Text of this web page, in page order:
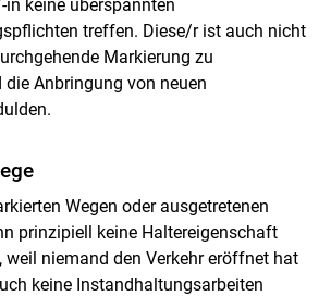
keine überspannten
treffen. Diese/r ist auch nicht
Markierung zu
Anbringung von neuen
Wegen oder ausgetretenen
prinzipiell keine Haltereigenschaft
weil niemand den Verkehr eröffnet hat
keine Instandhaltungsarbeiten